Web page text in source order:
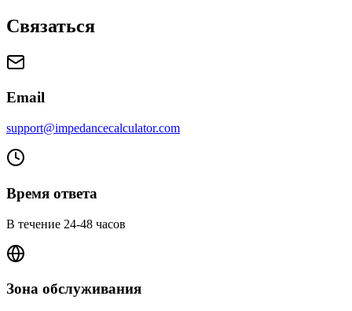
Связаться
Email
support@impedancecalculator.com
Время ответа
В течение 24-48 часов
Зона обслуживания